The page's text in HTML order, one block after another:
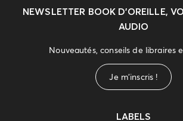
NEWSLETTER BOOK D’OREILLE,
AUDIO
Nouveautés, conseils de libraires
Je m'inscris !
LABELS